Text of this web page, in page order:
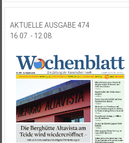
AKTUELLE AUSGABE 474
16.07. - 12.08.